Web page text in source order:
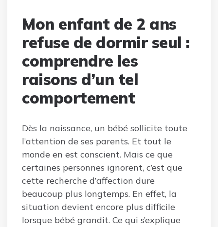
Mon enfant de 2 ans
refuse de dormir seul :
comprendre les
raisons d’un tel
comportement
Dès la naissance, un bébé sollicite toute
l’attention de ses parents. Et tout le
monde en est conscient. Mais ce que
certaines personnes ignorent, c’est que
cette recherche d’affection dure
beaucoup plus longtemps. En effet, la
situation devient encore plus difficile
lorsque bébé grandit. Ce qui s’explique